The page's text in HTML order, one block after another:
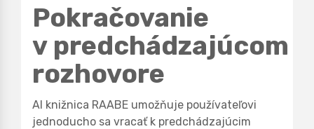
Pokračovanie
v predchádzajúcom
rozhovore
AI knižnica RAABE umožňuje používateľovi
jednoducho sa vracať k predchádzajúcim